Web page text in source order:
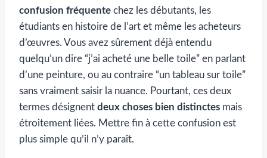
confusion fréquente chez les débutants, les
étudiants en histoire de l’art et même les acheteurs
d’œuvres. Vous avez sûrement déjà entendu
quelqu’un dire “j’ai acheté une belle toile” en parlant
d’une peinture, ou au contraire “un tableau sur toile”
sans vraiment saisir la nuance. Pourtant, ces deux
termes désignent deux choses bien distinctes mais
étroitement liées. Mettre fin à cette confusion est
plus simple qu’il n’y paraît.